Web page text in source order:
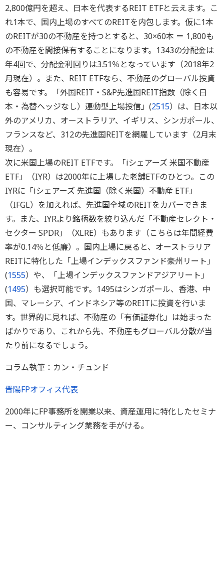
2,800億円を超え、日本を代表するREIT ETFと云えます。こ
れ1本で、国内上場のすべてのREITを内包します。仮に1本
のREITが30の不動産を持つとすると、30×60本 ＝ 1,800も
の不動産を間接保有することになります。1343の分配金は
年4回で、分配金利回りは3.51％となっています（2018年2
月現在）。また、REIT ETFなら、不動産のグローバル投資
も容易です。「外国REIT・S&P先進国REIT指数（除く日
本・為替ヘッジなし）連動型上場投信」(2515）は、日本以
外のアメリカ、オーストラリア、イギリス、シンガポール、
フランスなど、312の先進国REITを網羅しています（2月末
現在）。
次に米国上場のREIT ETFです。「iシェアーズ 米国不動産
ETF」（IYR）は2000年に上場した老舗ETFのひとつ。この
IYRに「iシェアーズ 先進国（除く米国）不動産 ETF」
（IFGL）を加えれば、先進国全域のREITをカバーできま
す。また、IYRより銘柄数を絞り込んだ「不動産セレクト・
セクター SPDR」（XLRE）もあります（こちらは年間経費
率が0.14％と低廉）。国内上場に戻ると、オーストラリア
REITに特化した「上場インデックスファンド豪州リート」
(1555）や、「上場インデックスファンドアジアリート」
(1495）も選択可能です。1495はシンガポール、香港、中
国、マレーシア、インドネシア等のREITに投資を行いま
す。世界的に見れば、不動産の「有価証券化」は始まった
ばかりであり、これから先、不動産もグローバル分散が当
たり前になるでしょう。
コラム執筆：カン・チュンド
晋陽FPオフィス代表
2000年にFP事務所を開業以来、資産運用に特化したセミナ
ー、コンサルティング業務を手がける。